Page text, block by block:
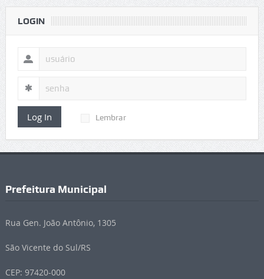
LOGIN
Log In Lembrar
Prefeitura Municipal
Rua Gen. João Antônio, 1305
São Vicente do Sul/RS
CEP: 97420-000